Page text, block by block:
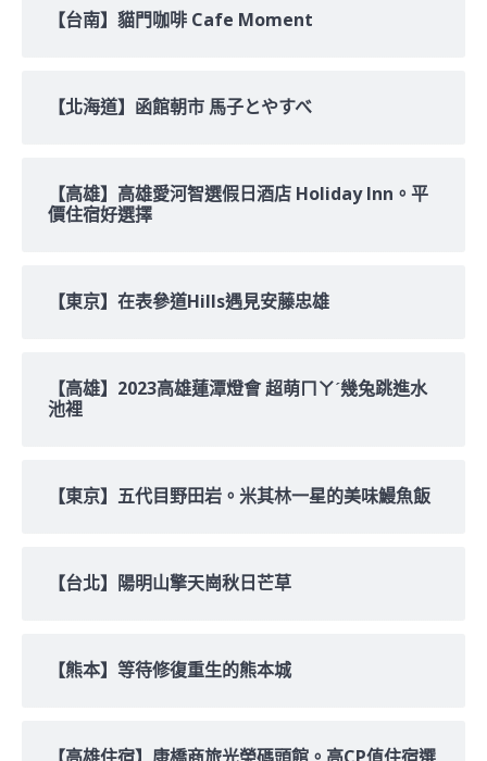
【台南】貓門咖啡 Cafe Moment
【北海道】函館朝市 馬子とやすべ
【高雄】高雄愛河智選假日酒店 Holiday Inn。平
價住宿好選擇
【東京】在表參道Hills遇見安藤忠雄
【高雄】2023高雄蓮潭燈會 超萌ㄇㄚˊ幾兔跳進水
池裡
【東京】五代目野田岩。米其林一星的美味鰻魚飯
【台北】陽明山擎天崗秋日芒草
【熊本】等待修復重生的熊本城